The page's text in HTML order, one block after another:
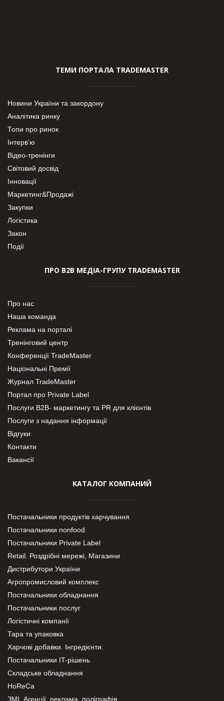
ТЕМИ ПОРТАЛА TRADEMASTER
Новини України та закордону
Аналітика ринку
Топи про ринок
Інтерв’ю
Відео-тренінги
Світовий досвід
Інновації
Маркетинг&Продажі
Закупки
Логістика
Закон
Події
ПРО В2В МЕДІА-ГРУПУ TRADEMASTER
Про нас
Наша команда
Реклама на порталі
Тренінговий центр
Конференції TradeMaster
Національні Премії
Журнал TradeMaster
Портал про Private Label
Послуги В2В- маркетингу та PR для клієнтів
Послуги з надання інформації
Відгуки
Контакти
Вакансії
КАТАЛОГ КОМПАНИЙ
Постачальники продуктів харчування
Постачальники nonfood
Постачальники Private Label
Retail. Роздрібні мережі, Магазини
Дистрибутори України
Агропромисловий комплекс
Постачальники обладнання
Постачальники послуг
Логістичні компанії
Тара та упаковка
Харчові добавки. Інгредієнти.
Постачальники IT-рішень
Складське обладнання
HoReCa
ЗМІ, Агенції, реклама, поліграфія